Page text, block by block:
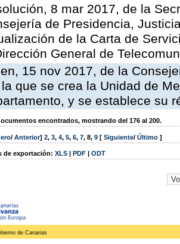
8 mar 2017, de la
de Presidencia,
de la Carta de
General de
15 nov 2017, de la
que se crea la Unidad de
y se establece su
encontrados, mostrando del 176 al 200.
/ Anterior] 2, 3, 4, 5, 6, 7, 8, 9 [ Siguiente/ Último ]
de exportación: XLS | PDF | ODT
de Canarias